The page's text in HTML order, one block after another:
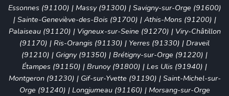
Essonnes (91100) | Massy (91300) | Savigny-sur-Orge (91600)
| Sainte-Geneviève-des-Bois (91700) | Athis-Mons (91200) |
Palaiseau (91120) | Vigneux-sur-Seine (91270) | Viry-Châtillon
(91170) | Ris-Orangis (91130) | Yerres (91330) | Draveil
(91210) | Grigny (91350) | Brétigny-sur-Orge (91220) |
Étampes (91150) | Brunoy (91800) | Les Ulis (91940) |
Montgeron (91230) | Gif-sur-Yvette (91190) | Saint-Michel-sur-
Orge (91240) | Longjumeau (91160) | Morsang-sur-Orge